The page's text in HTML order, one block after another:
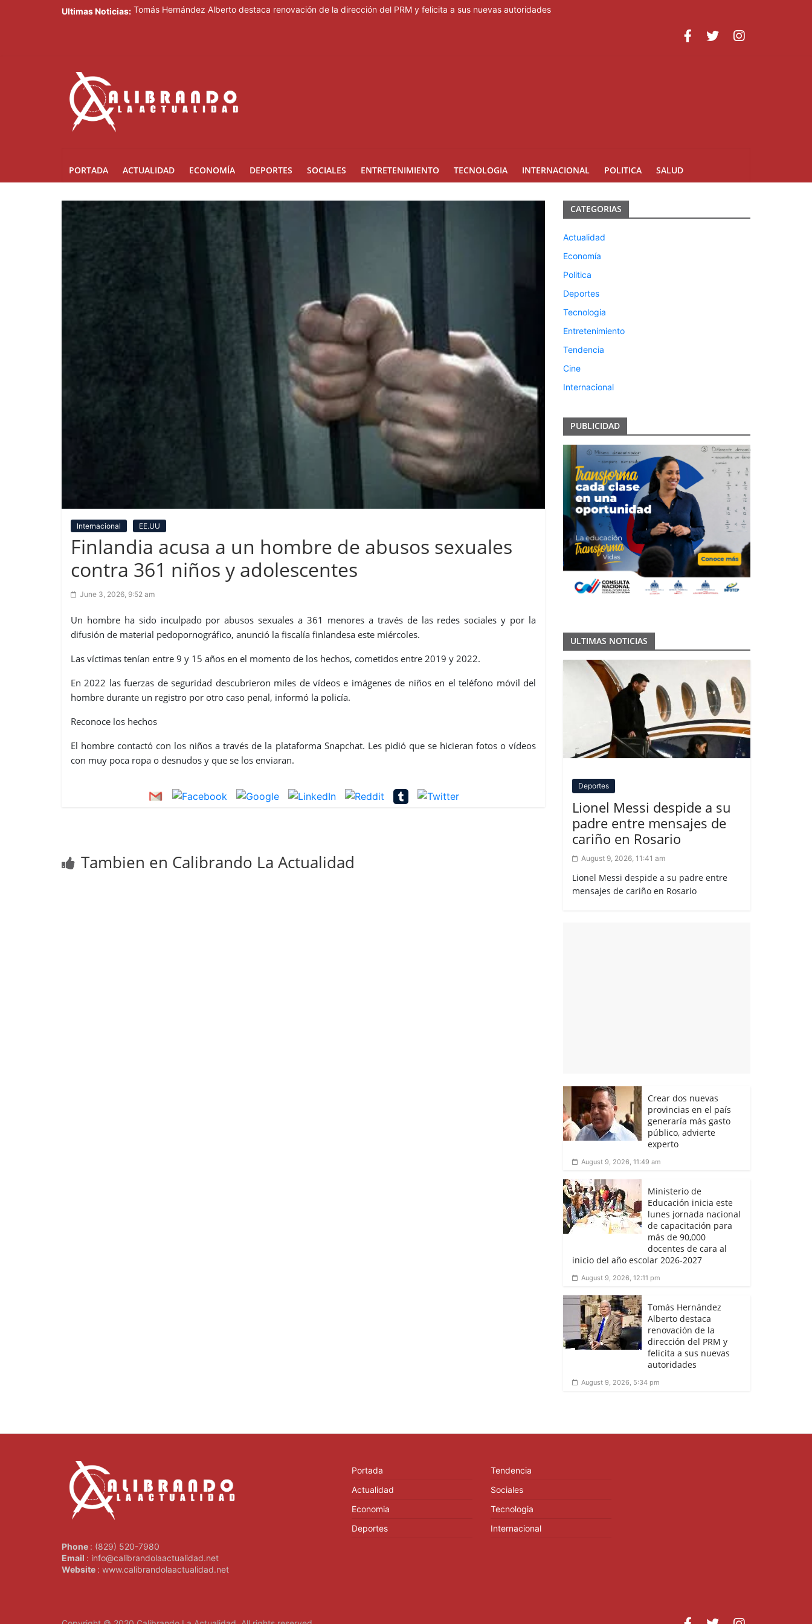
Ultimas Noticias: Tomás Hernández Alberto destaca renovación de la dirección del PRM y felicita a sus nuevas autoridades
PORTADA ACTUALIDAD ECONOMÍA DEPORTES SOCIALES ENTRETENIMIENTO TECNOLOGIA INTERNACIONAL POLITICA SALUD
Internacional EE.UU
Finlandia acusa a un hombre de abusos sexuales
contra 361 niños y adolescentes
June 3, 2026, 9:52 am
Un hombre ha sido inculpado por abusos sexuales a 361 menores a través de las redes sociales y por la
difusión de material pedopornográfico, anunció la fiscalía finlandesa este miércoles.
Las víctimas tenían entre 9 y 15 años en el momento de los hechos, cometidos entre 2019 y 2022.
En 2022 las fuerzas de seguridad descubrieron miles de vídeos e imágenes de niños en el teléfono móvil del
hombre durante un registro por otro caso penal, informó la policía.
Reconoce los hechos
El hombre contactó con los niños a través de la plataforma Snapchat. Les pidió que se hicieran fotos o vídeos
con muy poca ropa o desnudos y que se los enviaran.
Tambien en Calibrando La Actualidad
CATEGORIAS
Actualidad
Economía
Politica
Deportes
Tecnologia
Entretenimiento
Tendencia
Cine
Internacional
PUBLICIDAD
ULTIMAS NOTICIAS
Deportes
Lionel Messi despide a su
padre entre mensajes de
cariño en Rosario
August 9, 2026, 11:41 am
Lionel Messi despide a su padre entre
mensajes de cariño en Rosario
Crear dos nuevas
provincias en el país
generaría más gasto
público, advierte
experto
August 9, 2026, 11:49 am
Ministerio de
Educación inicia este
lunes jornada nacional
de capacitación para
más de 90,000
docentes de cara al
inicio del año escolar 2026-2027
August 9, 2026, 12:11 pm
Tomás Hernández
Alberto destaca
renovación de la
dirección del PRM y
felicita a sus nuevas
autoridades
August 9, 2026, 5:34 pm
Phone : (829) 520-7980
Email : info@calibrandolaactualidad.net
Website : www.calibrandolaactualidad.net
Portada
Actualidad
Economia
Deportes
Tendencia
Sociales
Tecnologia
Internacional